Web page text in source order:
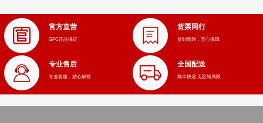
官方直营
GPC正品保证
货票同行
货到票到，安心保障
专业售后
专业客服，贴心解答
全国配送
顺丰快递 无区域局限